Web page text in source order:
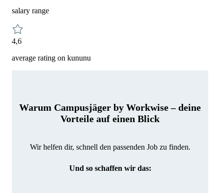
salary range
4,6
average rating on kununu
Warum Campusjäger by Workwise – deine
Vorteile auf einen Blick
Wir helfen dir, schnell den passenden Job zu finden.
Und so schaffen wir das: